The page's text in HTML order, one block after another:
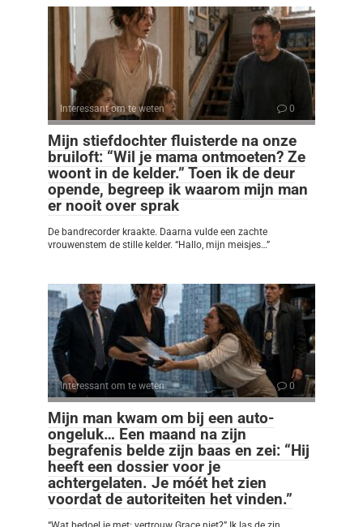
Interessant om te weten 0
Mijn stiefdochter fluisterde na onze
bruiloft: “Wil je mama ontmoeten? Ze
woont in de kelder.” Toen ik de deur
opende, begreep ik waarom mijn man
er nooit over sprak
De bandrecorder kraakte. Daarna vulde een zachte
vrouwenstem de stille kelder. “Hallo, mijn meisjes…”
Interessant om te weten 0
Mijn man kwam om bij een auto-
ongeluk… Een maand na zijn
begrafenis belde zijn baas en zei: “Hij
heeft een dossier voor je
achtergelaten. Je móét het zien
voordat de autoriteiten het vinden.”